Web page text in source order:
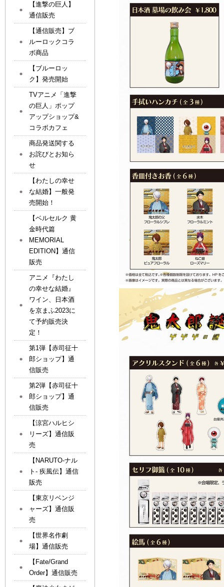
【進撃の巨人】
通信販売
【通信販売】ブ
ルーロックコラ
ボ商品
【ブルーロッ
ク】発売開始
TVアニメ「進撃
の巨人」ポップ
アップショップ&
コラボカフェ
商品発送関する
お詫びとお知ら
せ
【わたしの幸せ
な結婚】一般発
売開始！
【ベルセルク 黄
金時代篇
MEMORIAL
EDITION】通信
販売
アニメ『わたし
の幸せな結婚』
ワイン、日本酒
を京まふ2023に
て予約販売決
定！
第1弾【赤司征十
郎ショップ】通
信販売
第2弾【赤司征十
郎ショップ】通
信販売
【涼宮ハルヒシ
リーズ】通信販
売
【NARUTO-ナル
ト- 疾風伝】通信
販売
【東京リベンジ
ャーズ】通信販
売
【世界名作劇
場】通信販売
【Fate/Grand
Order】通信販売